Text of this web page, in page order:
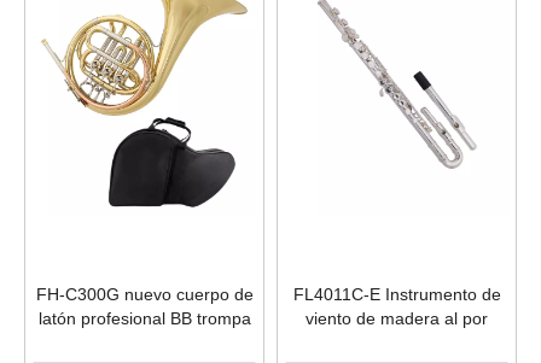
FH-C300G nuevo cuerpo de
latón profesional BB trompa
FL4011C-E Instrumento de
viento de madera al por